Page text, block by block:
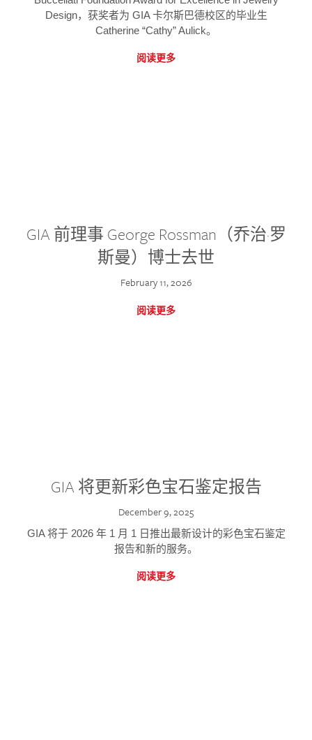
Design，获奖者为 GIA 卡尔斯巴德校区的毕业生
Catherine “Cathy” Aulick。
阅读更多
GIA 前理事 George Rossman（乔治·罗
斯曼）博士去世
February 11, 2026
阅读更多
GIA 将更新彩色宝石鉴定报告
December 9, 2025
GIA 将于 2026 年 1 月 1 日推出最新设计的彩色宝石鉴定
报告和新的服务。
阅读更多